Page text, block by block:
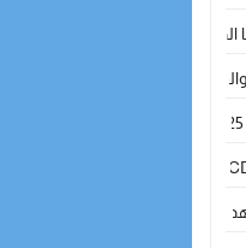
تكوين متخصص في التراث
؟
والفنون الكوريغرافية بالداخلة